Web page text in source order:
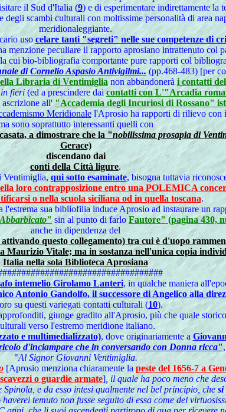
il Sud d'Italia (9) e di esperimentare indirettamente la
scambi culturali con moltissime personalità di area
meridionaleggiante.
usocelare tanti "segreti" nelle sue competenze di
menzione peculiare il rapporto aprosiano intrattenuto col
cui bio-bibliografia comportante pure rapporti col
di Cornelio Aspasio Antivigilmi...(pp.468-483) [per
Libraria di Ventimiglianon abbandonerà i contatti
in fieri (ed a prescindere daicontatti con L'"Arcadia
ascrizione all'"Accademia degli Incuriosi di Rossano"
Meridionalel'Aprosio ha rapporti di rilievo con
sono soprattutto interessanti quelli con
a dimostrare che la "nobilissima prosapia di
Gerace)
discendano dai
conti della Città ligure.
Ventimiglia,qui sotto esaminate, bisogna tuttavia
loro contrapposizione entro una POLEMICA
o nella scuola siciliana od in quella toscana.
l'estrema sua bibliofilia induce Aprosio ad instaurare un
"sin al punto di farloFautore" (pagina 430,
anche in dipendenza del
questo collegamento) tra cui è d'uopo
Maurizio Vitale; ma in sostanza nell'unica copia
Italia nella sola Biblioteca Aprosiana
intemelio Girolamo Lanteri, in qualche maniera
Antonio Gandolfo, il successore di Angelico alla
su questi variegati contatti culturali (10).
giunge gradito all'Aprosio, più che quale
verso l'estremo meridione italiano.
e multimedializzato), dove originariamente a
d'inciampare che in conversando con Donna ricca"
"Al Signor Giovanni Ventimiglia.
[Aprosio menziona chiaramente lapeste del 1656-7 a
o guardie armate] , il quale ha poco meno che
e da esso intesi qualmente nel bel principio, chesi
temuto non fusse seguito di essa come del